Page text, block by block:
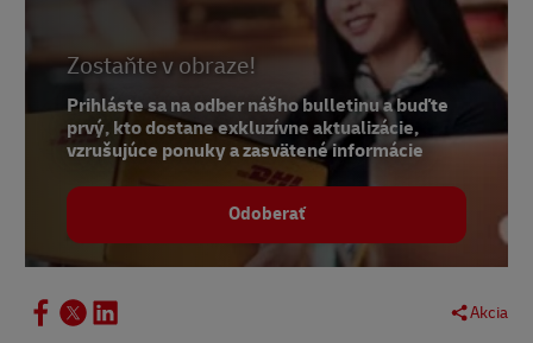
6 -GQ,február 2020
7 a 8 - Peerfly
9 -Awin
február 2020
Zostaňte v obraze!
Prihláste sa na odber nášho bulletinu a buďte
prvý, kto dostane exkluzívne aktualizácie,
vzrušujúce ponuky a zasvätené informácie
Odoberať
Akcia